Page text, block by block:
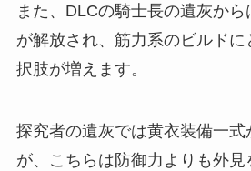
また、DLCの騎士長の遺灰か
が解放され、筋力系のビルドに
択肢が増えます。
探究者の遺灰では黄衣装備一式
が、こちらは防御力よりも外